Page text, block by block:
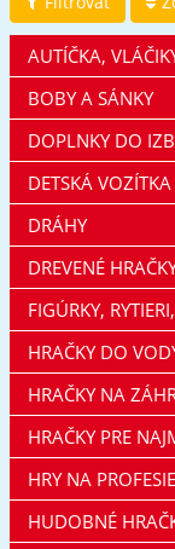
AUTÍČKA,
BOBY A SÁNKY
DOPLNKY DO
DETSKÁ VOZÍTKA
DRÁHY
DREVENÉ
FIGÚRKY,
HRAČKY DO
HRAČKY NA
HRAČKY PRE
HRY NA PROFESIE
HUDOBNÉ